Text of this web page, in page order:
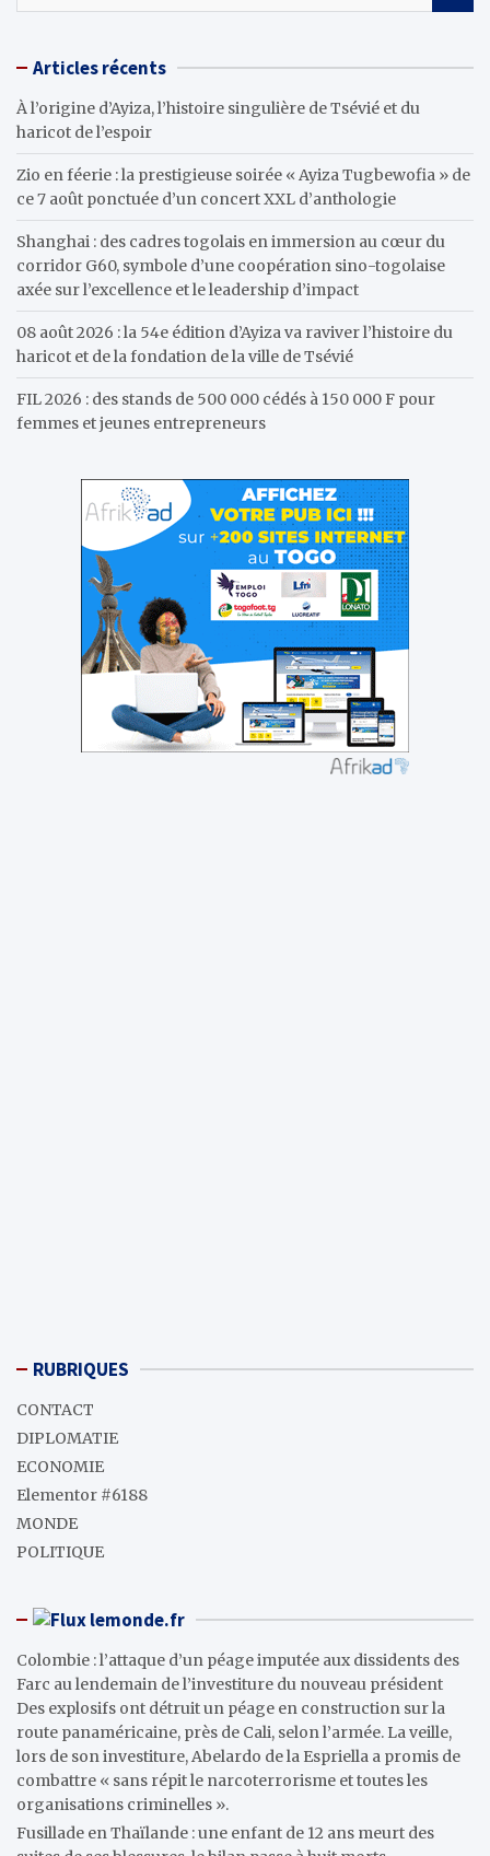
c
h
Articles récents
À l’origine d’Ayiza, l’histoire singulière de Tsévié et du
haricot de l’espoir
Zio en féerie : la prestigieuse soirée « Ayiza Tugbewofia » de
ce 7 août ponctuée d’un concert XXL d’anthologie
Shanghai : des cadres togolais en immersion au cœur du
corridor G60, symbole d’une coopération sino-togolaise
axée sur l’excellence et le leadership d’impact
08 août 2026 : la 54e édition d’Ayiza va raviver l’histoire du
haricot et de la fondation de la ville de Tsévié
FIL 2026 : des stands de 500 000 cédés à 150 000 F pour
femmes et jeunes entrepreneurs
RUBRIQUES
CONTACT
DIPLOMATIE
ECONOMIE
Elementor #6188
MONDE
POLITIQUE
lemonde.fr
Colombie : l’attaque d’un péage imputée aux dissidents des
Farc au lendemain de l’investiture du nouveau président
Des explosifs ont détruit un péage en construction sur la
route panaméricaine, près de Cali, selon l’armée. La veille,
lors de son investiture, Abelardo de la Espriella a promis de
combattre « sans répit le narcoterrorisme et toutes les
organisations criminelles ».
Fusillade en Thaïlande : une enfant de 12 ans meurt des